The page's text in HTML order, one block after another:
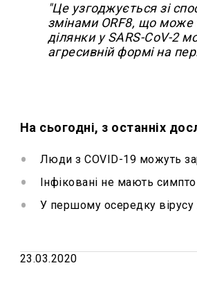
"Це узгоджується зі
змінами ORF8, що може
ділянки у SARS-CoV-2
агресивній формі на
На сьогодні, з останніх
Люди з COVID-19 можуть
Інфіковані не мають
У першому осередку
23.03.2020